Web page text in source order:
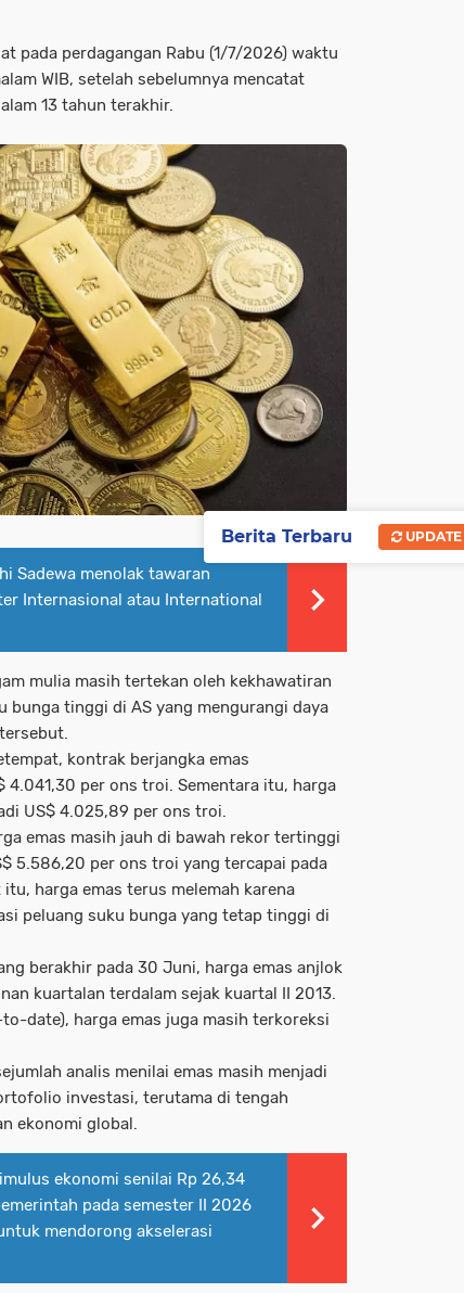
pada perdagangan Rabu (1/7/2026) waktu
WIB, setelah sebelumnya mencatat
13 tahun terakhir.
Sadewa menolak tawaran
Internasional atau International
mulia masih tertekan oleh kekhawatiran
bunga tinggi di AS yang mengurangi daya
kontrak berjangka emas
4.041,30 per ons troi. Sementara itu, harga
US$ 4.025,89 per ons troi.
emas masih jauh di bawah rekor tertinggi
5.586,20 per ons troi yang tercapai pada
harga emas terus melemah karena
peluang suku bunga yang tetap tinggi di
berakhir pada 30 Juni, harga emas anjlok
kuartalan terdalam sejak kuartal II 2013.
date), harga emas juga masih terkoreksi
analis menilai emas masih menjadi
investasi, terutama di tengah
ekonomi global.
ekonomi senilai Rp 26,34
pada semester II 2026
mendorong akselerasi
Berita Terbaru UPDATE